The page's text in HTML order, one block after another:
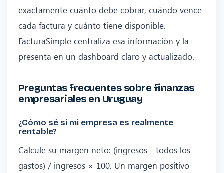
exactamente cuánto debe cobrar, cuándo vence
cada factura y cuánto tiene disponible.
FacturaSimple centraliza esa información y la
presenta en un dashboard claro y actualizado.
Preguntas frecuentes sobre finanzas
empresariales en Uruguay
¿Cómo sé si mi empresa es realmente
rentable?
Calcule su margen neto: (ingresos - todos los
gastos) / ingresos × 100. Un margen positivo